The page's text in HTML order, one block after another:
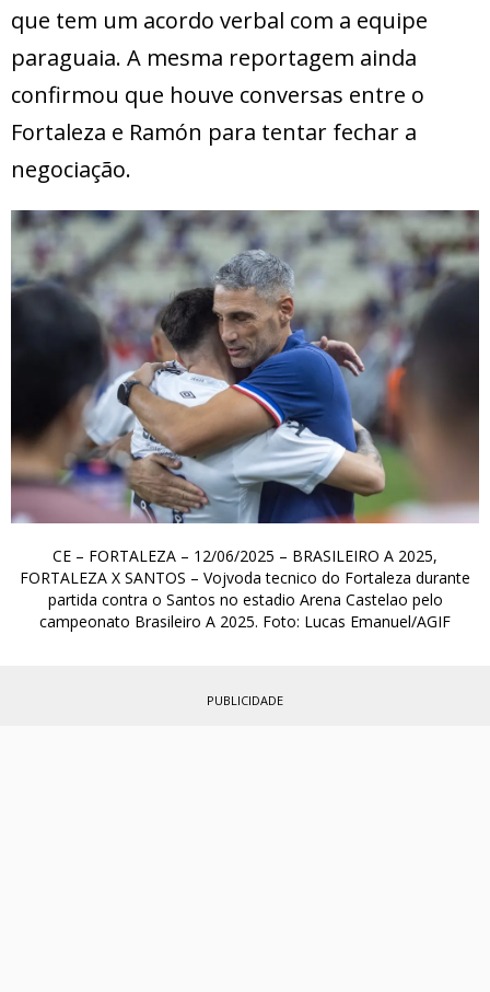
que tem um acordo verbal com a equipe
paraguaia. A mesma reportagem ainda
confirmou que houve conversas entre o
Fortaleza e Ramón para tentar fechar a
negociação.
CE – FORTALEZA – 12/06/2025 – BRASILEIRO A 2025,
FORTALEZA X SANTOS – Vojvoda tecnico do Fortaleza durante
partida contra o Santos no estadio Arena Castelao pelo
campeonato Brasileiro A 2025. Foto: Lucas Emanuel/AGIF
PUBLICIDADE